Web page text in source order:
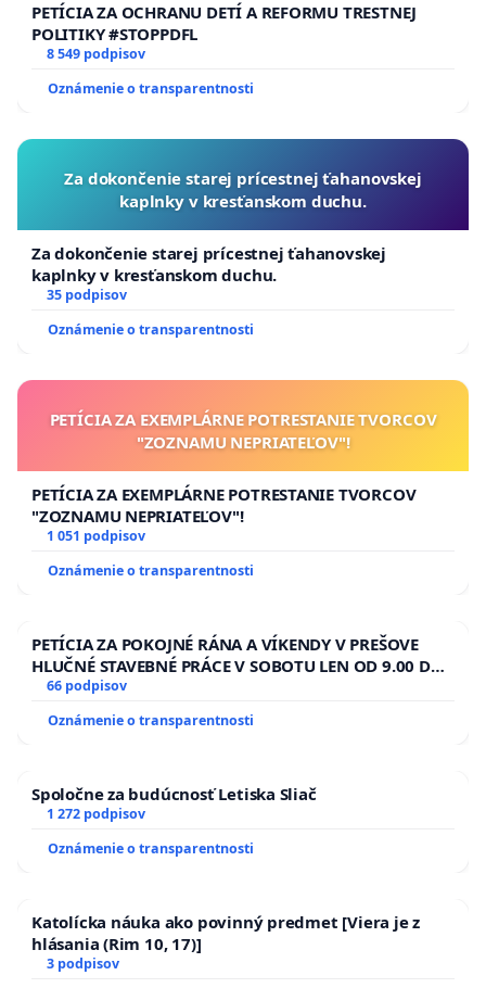
PETÍCIA ZA OCHRANU DETÍ A REFORMU TRESTNEJ
POLITIKY #STOPPDFL
8 549 podpisov
Oznámenie o transparentnosti
Za dokončenie starej prícestnej ťahanovskej
kaplnky v kresťanskom duchu.
Za dokončenie starej prícestnej ťahanovskej
kaplnky v kresťanskom duchu.
35 podpisov
Oznámenie o transparentnosti
PETÍCIA ZA EXEMPLÁRNE POTRESTANIE TVORCOV
"ZOZNAMU NEPRIATEĽOV"!
PETÍCIA ZA EXEMPLÁRNE POTRESTANIE TVORCOV
"ZOZNAMU NEPRIATEĽOV"!
1 051 podpisov
Oznámenie o transparentnosti
PETÍCIA ZA POKOJNÉ RÁNA A VÍKENDY V PREŠOVE
HLUČNÉ STAVEBNÉ PRÁCE V SOBOTU LEN OD 9.00 DO
13.00 HOD., CEZ PRACOVNÝ TÝŽDEŇ CIEĽ 8.00 – 18.00
HOD. A PRAVIDELNÁ KONTROLA STAVBY C-AREA NA
ĎUMBIERSKEJ/MAGU
66 podpisov
Oznámenie o transparentnosti
Spoločne za budúcnosť Letiska Sliač
1 272 podpisov
Oznámenie o transparentnosti
Katolícka náuka ako povinný predmet [Viera je z
hlásania (Rim 10, 17)]
3 podpisov